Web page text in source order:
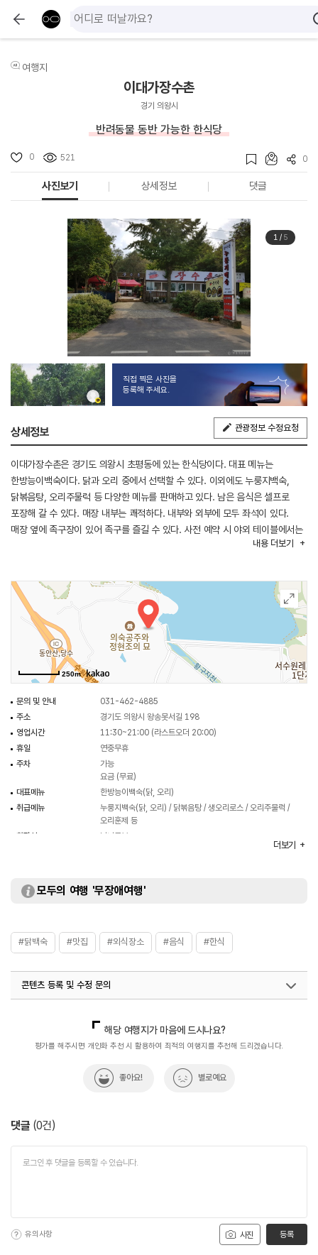
여행지
이대가장수촌
경기 의왕시
반려동물 동반 가능한 한식당
0 521 0
사진보기 상세정보 댓글
1/ 5
직접 찍은 사진을
등록해 주세요.
상세정보 관광정보 수정요청
이대가장수촌은 경기도 의왕시 초평동에 있는 한식당이다. 대표 메뉴는
한방능이백숙이다. 닭과 오리 중에서 선택할 수 있다. 이외에도 누룽지백숙,
닭볶음탕, 오리주물럭 등 다양한 메뉴를 판매하고 있다. 남은 음식은 셀프로
포장해 갈 수 있다. 매장 내부는 쾌적하다. 내부와 외부에 모두 좌석이 있다.
매장 옆에 족구장이 있어 족구를 즐길 수 있다. 사전 예약 시 야외 테이블에서는
반려동물을 동반할 수 있다. 근처에 왕송호수가 있어 둘러보기 좋다.내용 더보기
250m
문의 및 안내
031-462-4885
주소
경기도 의왕시 왕송못서길 198
영업시간
11:30~21:00 (라스트오더 20:00)
휴일
연중무휴
주차
가능
요금 (무료)
대표메뉴
한방능이백숙(닭, 오리)
취급메뉴
누룽지백숙(닭, 오리) / 닭볶음탕 / 생오리로스 / 오리주물럭 /
오리훈제 등
화장실
남녀구분
더보기
모두의 여행 '무장애여행'
#닭백숙 #맛집 #외식장소 #음식 #한식
콘텐츠 등록 및 수정 문의
해당 여행지가 마음에 드시나요?
평가를 해주시면 개인화 추천 시 활용하여 최적의 여행지를 추천해 드리겠습니다.
좋아요! 별로예요
댓글 (0건)
사진
유의사항 등록